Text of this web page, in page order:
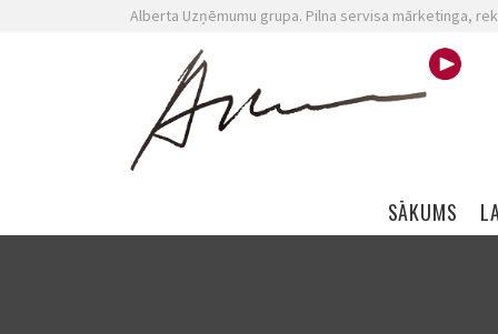
Alberta Uzņēmumu grupa. Pilna servisa mārketinga,
Skip navigation
SĀKUMS